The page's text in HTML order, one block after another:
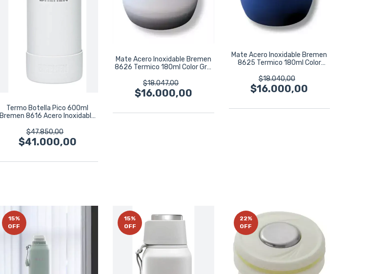
Termo Botella Pico 600ml
Bremen 8616 Acero Inoxidable
$47.850,00
$41.000,00
Mate Acero Inoxidable Bremen
8626 Termico 180ml Color Gris
$18.047,00
$16.000,00
Mate Acero Inoxidable Bremen
8625 Termico 180ml Color
$18.040,00
$16.000,00
15%
OFF
15%
OFF
22%
OFF